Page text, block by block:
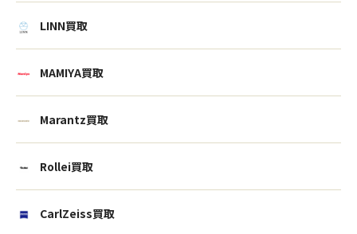
LINN買取
MAMIYA買取
Marantz買取
Rollei買取
CarlZeiss買取